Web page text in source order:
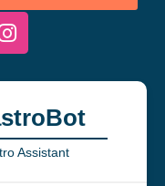
Assistant